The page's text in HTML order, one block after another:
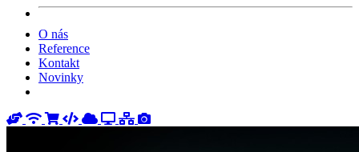
O nás
Reference
Kontakt
Novinky